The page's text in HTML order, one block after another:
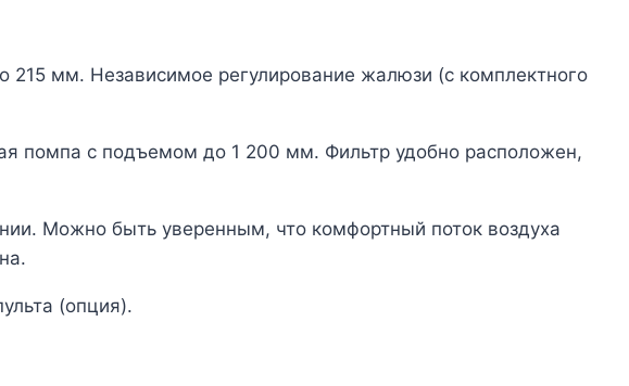
215 мм. Независимое регулирование жалюзи (с комплектного
помпа с подъемом до 1 200 мм. Фильтр удобно расположен,
Можно быть уверенным, что комфортный поток воздуха
(опция).